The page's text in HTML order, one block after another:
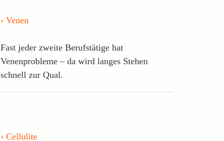
Venen
Fast jeder zweite Berufstätige hat
Venenprobleme – da wird langes Stehen
schnell zur Qual.
Cellulite